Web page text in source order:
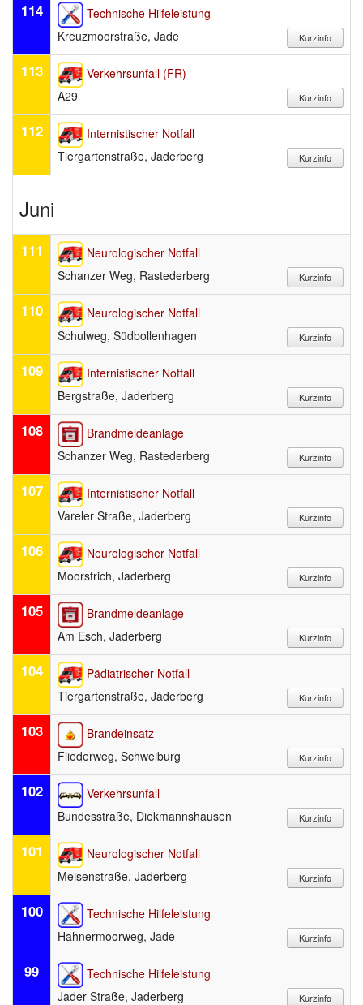
114
Technische Hilfeleistung
Kreuzmoorstraße, Jade
113
Verkehrsunfall (FR)
A29
112
Internistischer Notfall
Tiergartenstraße, Jaderberg
Juni
111
Neurologischer Notfall
Schanzer Weg, Rastederberg
110
Neurologischer Notfall
Schulweg, Südbollenhagen
109
Internistischer Notfall
Bergstraße, Jaderberg
108
Brandmeldeanlage
Schanzer Weg, Rastederberg
107
Internistischer Notfall
Vareler Straße, Jaderberg
106
Neurologischer Notfall
Moorstrich, Jaderberg
105
Brandmeldeanlage
Am Esch, Jaderberg
104
Pädiatrischer Notfall
Tiergartenstraße, Jaderberg
103
Brandeinsatz
Fliederweg, Schweiburg
102
Verkehrsunfall
Bundesstraße, Diekmannshausen
101
Neurologischer Notfall
Meisenstraße, Jaderberg
100
Technische Hilfeleistung
Hahnermoorweg, Jade
99
Technische Hilfeleistung
Jader Straße, Jaderberg